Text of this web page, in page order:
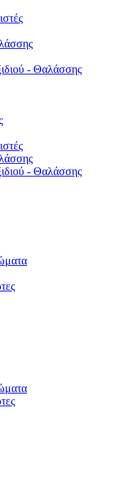
- Θαλάσσης
- Θαλάσσης